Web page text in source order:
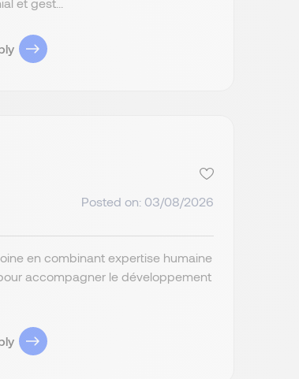
Options
Posted on: 03/08/2026
en combinant expertise humaine
accompagner le développement